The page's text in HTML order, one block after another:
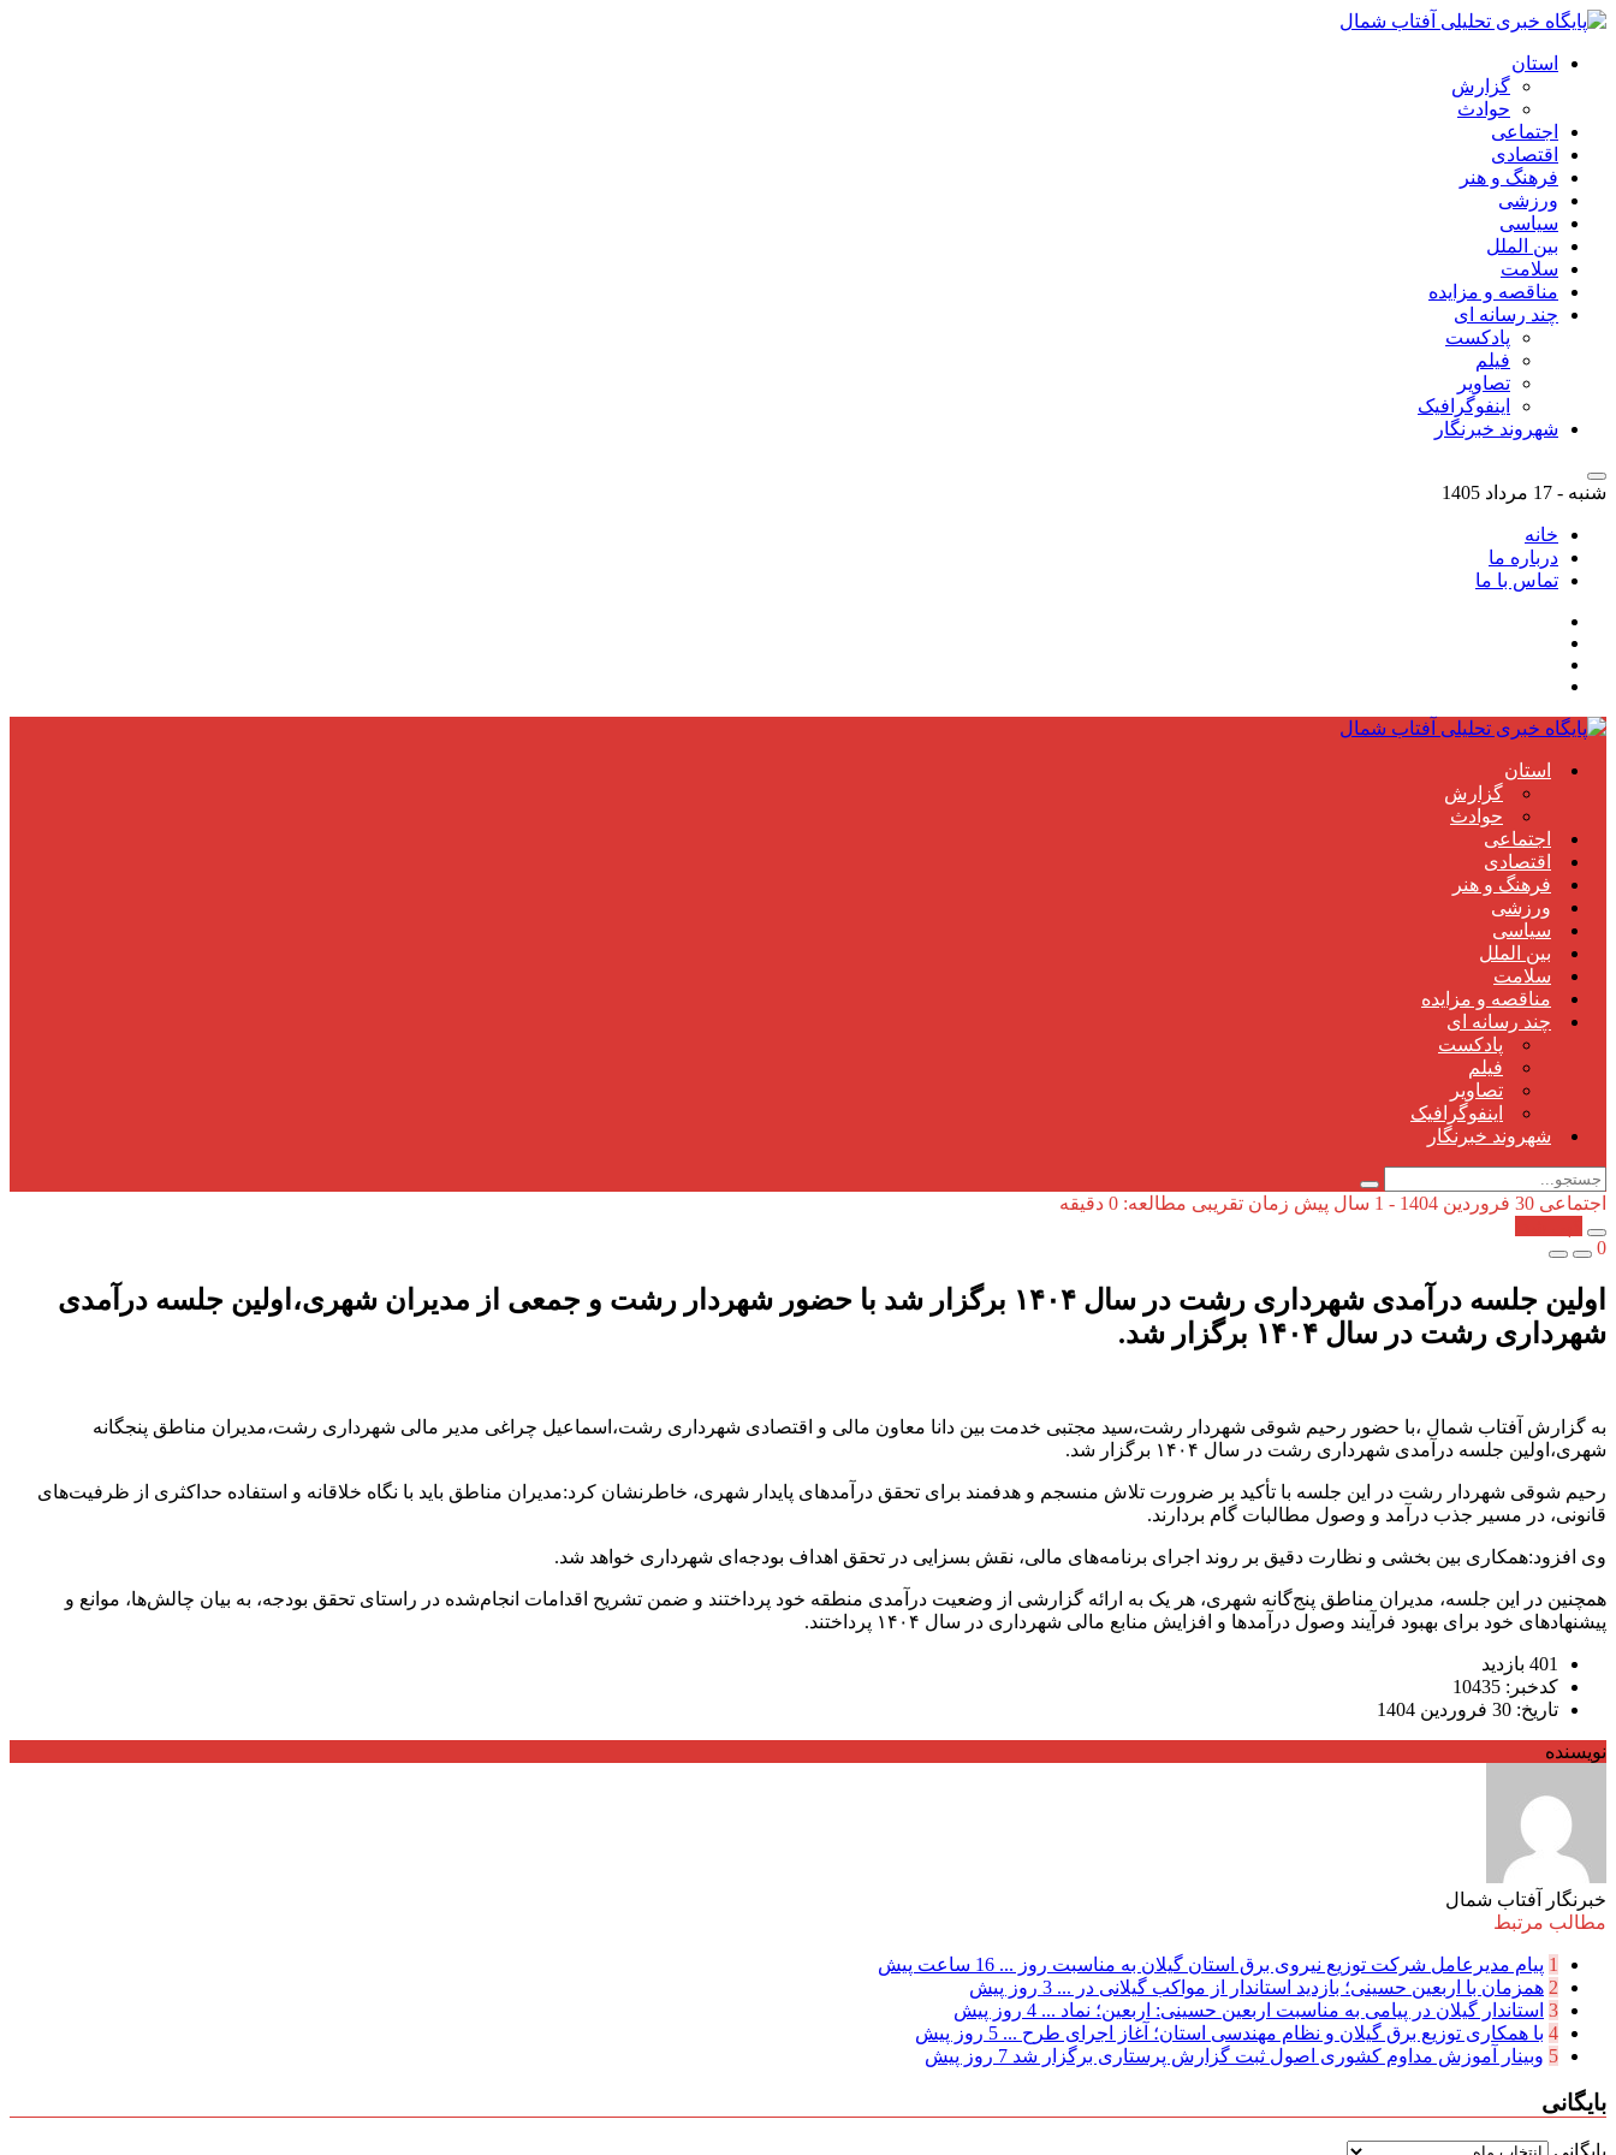
استان
گزارش
حوادث
اجتماعی
اقتصادی
فرهنگ و هنر
ورزشی
سیاسی
بین الملل
سلامت
مناقصه و مزایده
چند رسانه ای
پادکست
فیلم
تصاویر
اینفوگرافیک
شهروند خبرنگار
شنبه - 17 مرداد 1405
خانه
درباره ما
تماس با ما
استان
گزارش
حوادث
اجتماعی
اقتصادی
فرهنگ و هنر
ورزشی
سیاسی
بین الملل
سلامت
مناقصه و مزایده
چند رسانه ای
پادکست
فیلم
تصاویر
اینفوگرافیک
شهروند خبرنگار
اجتماعی 30 فروردین 1404 - 1 سال پیش
زمان تقریبی مطالعه: 0 دقیقه
0
اولین جلسه درآمدی شهرداری رشت در سال ۱۴۰۴ برگزار شد با حضور شهردار رشت و جمعی از مدیران شهری،اولین جلسه درآمدی
شهرداری رشت در سال ۱۴۰۴ برگزار شد.
به گزارش آفتاب شمال ،با حضور رحیم شوقی شهردار رشت،سید مجتبی خدمت بین دانا معاون مالی و اقتصادی شهرداری رشت،اسماعیل چراغی مدیر مالی شهرداری رشت،مدیران مناطق پنجگانه
شهری،اولین جلسه درآمدی شهرداری رشت در سال ۱۴۰۴ برگزار شد.
رحیم شوقی شهردار رشت در این جلسه با تأکید بر ضرورت تلاش منسجم و هدفمند برای تحقق درآمدهای پایدار شهری، خاطرنشان کرد:مدیران مناطق باید با نگاه خلاقانه و استفاده حداکثری از ظرفیت‌های
قانونی، در مسیر جذب درآمد و وصول مطالبات گام بردارند.
وی افزود:همکاری بین بخشی و نظارت دقیق بر روند اجرای برنامه‌های مالی، نقش بسزایی در تحقق اهداف بودجه‌ای شهرداری خواهد شد.
همچنین در این جلسه، مدیران مناطق پنج‌گانه شهری، هر یک به ارائه گزارشی از وضعیت درآمدی منطقه خود پرداختند و ضمن تشریح اقدامات انجام‌شده در راستای تحقق بودجه، به بیان چالش‌ها، موانع و
پیشنهادهای خود برای بهبود فرآیند وصول درآمدها و افزایش منابع مالی شهرداری در سال ۱۴۰۴ پرداختند.
401 بازدید
کدخبر: 10435
تاریخ: 30 فروردین 1404
نویسنده
خبرنگار آفتاب شمال
مطالب مرتبط
1 پیام مدیرعامل شركت توزیع نیروی برق استان گیلان به مناسبت روز ... 16 ساعت پیش
2 همزمان با اربعین حسینی؛ بازدید استاندار از مواکب گیلانی در ... 3 روز پیش
3 استاندار گیلان در پیامی به مناسبت اربعین حسینی: اربعین؛ نماد ... 4 روز پیش
4 با همکاری توزیع برق گیلان و نظام مهندسی استان؛ آغاز اجرای طرح ... 5 روز پیش
5 وبینار آموزش مداوم کشوری اصول ثبت گزارش پرستاری برگزار شد 7 روز پیش
بایگانی